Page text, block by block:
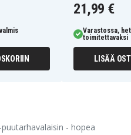
21,99 €
Varastossa,
toimitettavaksi
LISÄÄ
- hopea